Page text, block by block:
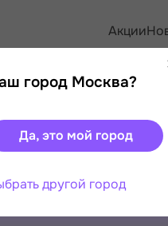
Акции
город Москва?
Да, это мой город
другой город